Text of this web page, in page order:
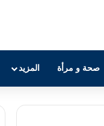
صحة و مرأة المزيد